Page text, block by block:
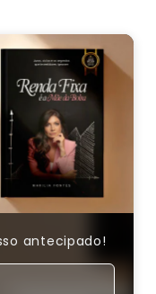
antecipado!